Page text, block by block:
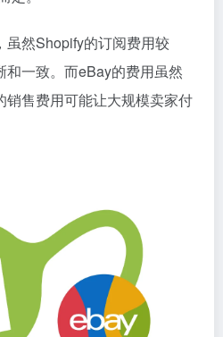
虽然Shopify的订阅费用较
一致。而eBay的费用虽然
销售费用可能让大规模卖家付